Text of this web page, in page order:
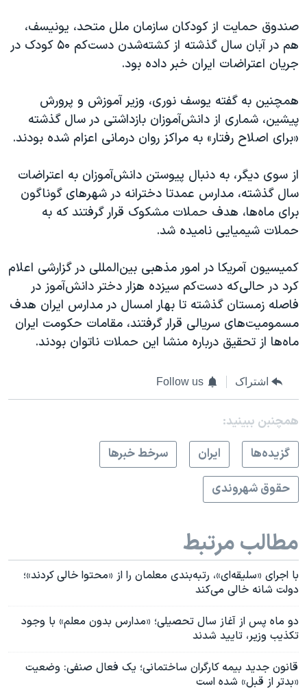
صندوق حمایت از کودکان سازمان ملل متحد، یونیسف،
هم در آبان‌ سال گذشته از کشته‌شدن دست‌کم ۵۰ کودک در
جریان اعتراضات ایران خبر داده بود.
همچنین به گفته یوسف نوری، وزیر آموزش و پرورش
پیشین، شماری از دانش‌آموزان بازداشتی در سال گذشته
«برای اصلاح رفتار» به مراکز روان درمانی اعزام شده بودند.
از سوی دیگر، به دنبال پیوستن دانش‌آموزان به اعتراضات
سال گذشته، مدارس عمدتا دخترانه در شهرهای گوناگون
برای ماه‌ها، هدف حملات مشکوک قرار گرفتند که به
حملات شیمیایی نامیده شد.
کمیسیون آمریکا در امور مذهبی بین‌المللی در گزارشی اعلام
کرد در حالی‌که دست‌کم سیزده هزار دختر دانش‌آموز در
فاصله زمستان گذشته تا بهار امسال در مدارس ایران هدف
مسمومیت‌های سریالی قرار گرفتند، مقامات حکومت ایران
ماه‌ها از تحقیق درباره منشا این حملات ناتوان بودند.
اشتراک Follow us
همچنبن ببینید:
گزيده‌ها
ايران
سرخط خبرها
حقوق شهروندی
مطالب مرتبط
با اجرای «سلیقه‌ای»، رتبه‌بندی معلمان را از «محتوا خالی کردند»؛
دولت شانه خالی می‌کند
دو ماه پس از آغاز سال تحصیلی؛ «مدارس بدون معلم» با وجود
تکذیب وزیر، تایید شدند
قانون جدید بیمه کارگران ساختمانی؛ یک فعال صنفی: وضعیت
«بدتر از قبل» شده است